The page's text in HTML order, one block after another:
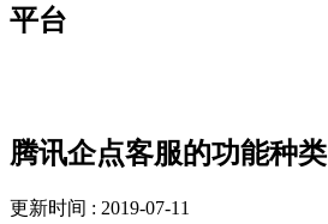
平台
腾讯企点客服的功能种类
更新时间 : 2019-07-11